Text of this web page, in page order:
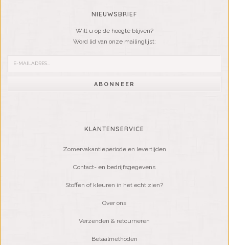
NIEUWSBRIEF
Wilt u op de hoogte blijven?
Word lid van onze mailinglijst:
ABONNEER
KLANTENSERVICE
Zomervakantieperiode en levertijden
Contact- en bedrijfsgegevens
Stoffen of kleuren in het echt zien?
Over ons
Verzenden & retourneren
Betaalmethoden